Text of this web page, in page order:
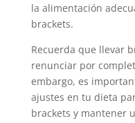
la alimentación
brackets.
Recuerda que llevar
renunciar por
embargo, es
ajustes en tu dieta
brackets y mantener